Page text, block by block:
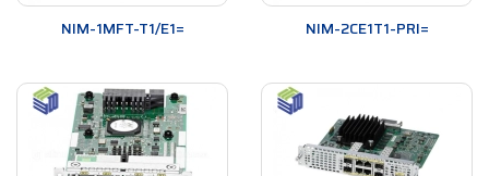
NIM-1MFT-T1/E1= NIM-2CE1T1-PRI=